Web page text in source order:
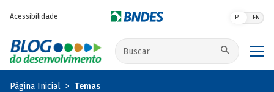
Acessibilidade PT EN
Buscar no site
Página Inicial Temas